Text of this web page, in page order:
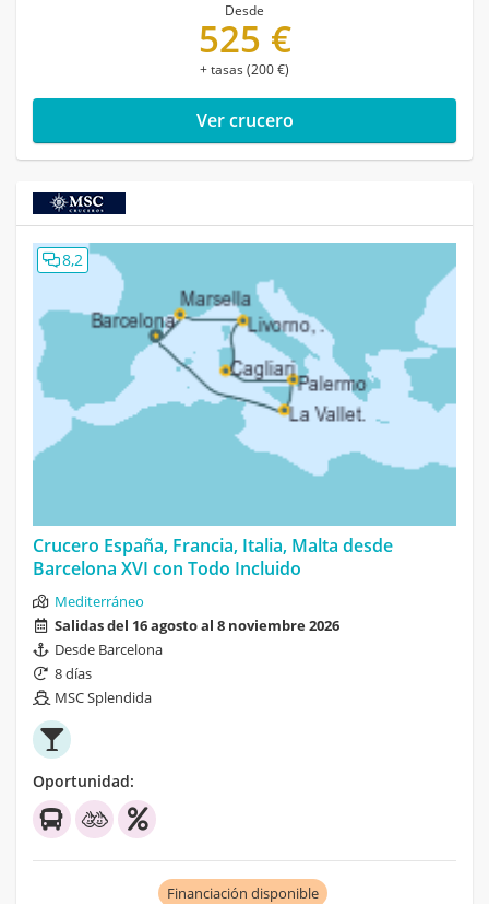
Desde
525 €
+ tasas (200 €)
Ver crucero
8,2
Crucero España, Francia, Italia, Malta desde
Barcelona XVI con Todo Incluido
Mediterráneo
Salidas del 16 agosto al 8 noviembre 2026
Desde Barcelona
8 días
MSC Splendida
Oportunidad:
Financiación disponible